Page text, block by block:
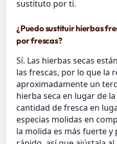
sustituto por ti.
¿Puedo sustituir hierbas
por frescas?
Sí. Las hierbas secas
las frescas, por lo que la
aproximadamente un
hierba seca en lugar de
cantidad de fresca en
especias molidas en
la molida es más fuerte y